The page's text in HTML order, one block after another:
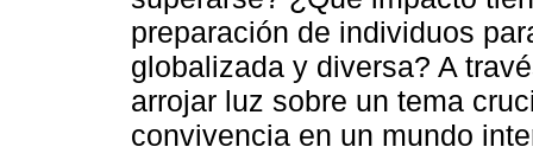
preparación de individuos
globalizada y diversa? A
arrojar luz sobre un tema
convivencia en un mundo